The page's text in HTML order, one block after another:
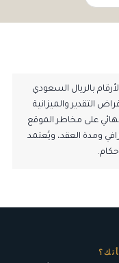
بالريال السعودي
التقدير والميزانية
على مخاطر الموقع
ومدة العقد، ويُعتمد
.